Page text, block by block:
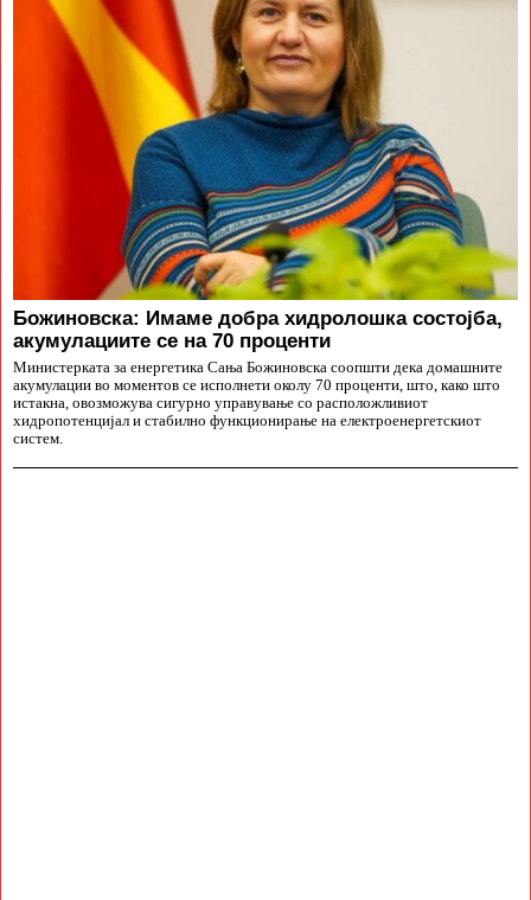
Божиновска: Имаме добра хидролошка состојба,
акумулациите се на 70 проценти
Министерката за енергетика Сања Божиновска соопшти дека домашните
акумулации во моментов се исполнети околу 70 проценти, што, како што
истакна, овозможува сигурно управување со расположливиот
хидропотенцијал и стабилно функционирање на електроенергетскиот
систем.